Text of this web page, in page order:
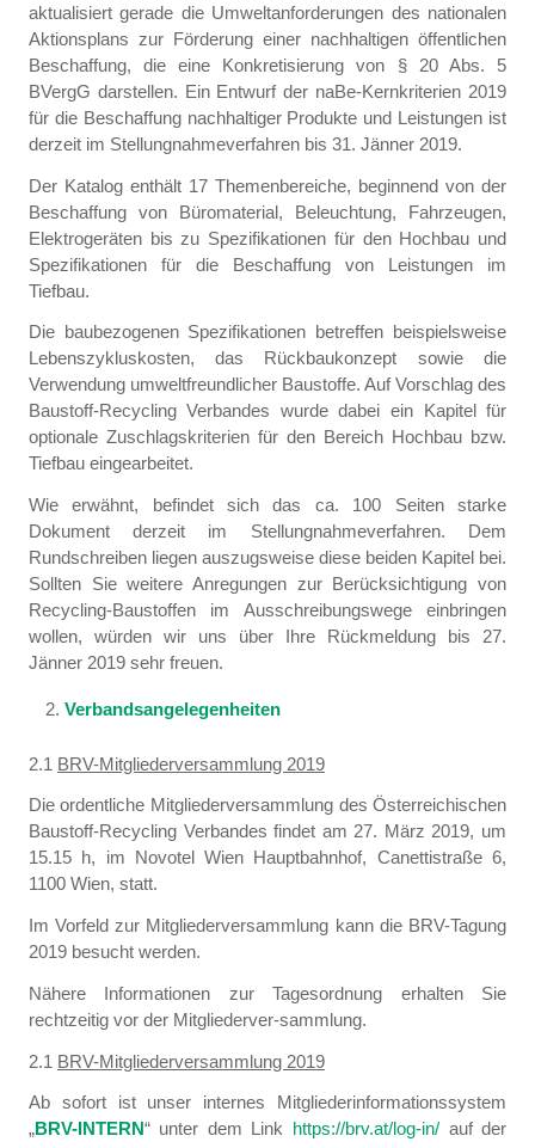
aktualisiert gerade die Umweltanforderungen des nationalen
Aktionsplans zur Förderung einer nachhaltigen öffentlichen
Beschaffung, die eine Konkretisierung von § 20 Abs. 5
BVergG darstellen. Ein Entwurf der naBe-Kernkriterien 2019
für die Beschaffung nachhaltiger Produkte und Leistungen ist
derzeit im Stellungnahmeverfahren bis 31. Jänner 2019.
Der Katalog enthält 17 Themenbereiche, beginnend von der
Beschaffung von Büromaterial, Beleuchtung, Fahrzeugen,
Elektrogeräten bis zu Spezifikationen für den Hochbau und
Spezifikationen für die Beschaffung von Leistungen im
Tiefbau.
Die baubezogenen Spezifikationen betreffen beispielsweise
Lebenszykluskosten, das Rückbaukonzept sowie die
Verwendung umweltfreundlicher Baustoffe. Auf Vorschlag des
Baustoff-Recycling Verbandes wurde dabei ein Kapitel für
optionale Zuschlagskriterien für den Bereich Hochbau bzw.
Tiefbau eingearbeitet.
Wie erwähnt, befindet sich das ca. 100 Seiten starke
Dokument derzeit im Stellungnahmeverfahren. Dem
Rundschreiben liegen auszugsweise diese beiden Kapitel bei.
Sollten Sie weitere Anregungen zur Berücksichtigung von
Recycling-Baustoffen im Ausschreibungswege einbringen
wollen, würden wir uns über Ihre Rückmeldung bis 27.
Jänner 2019 sehr freuen.
Verbandsangelegenheiten
2.1 BRV-Mitgliederversammlung 2019
Die ordentliche Mitgliederversammlung des Österreichischen
Baustoff-Recycling Verbandes findet am 27. März 2019, um
15.15 h, im Novotel Wien Hauptbahnhof, Canettistraße 6,
1100 Wien, statt.
Im Vorfeld zur Mitgliederversammlung kann die BRV-Tagung
2019 besucht werden.
Nähere Informationen zur Tagesordnung erhalten Sie
rechtzeitig vor der Mitgliederver-sammlung.
2.1 BRV-Mitgliederversammlung 2019
Ab sofort ist unser internes Mitgliederinformationssystem
„BRV-INTERN“ unter dem Link https://brv.at/log-in/ auf der